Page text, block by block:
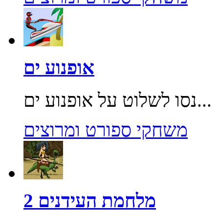
אופנוע ים
נסו לשלוט על אופנוע ים...
משחקי ספורט ומרוצים
מלחמת העידנים 2